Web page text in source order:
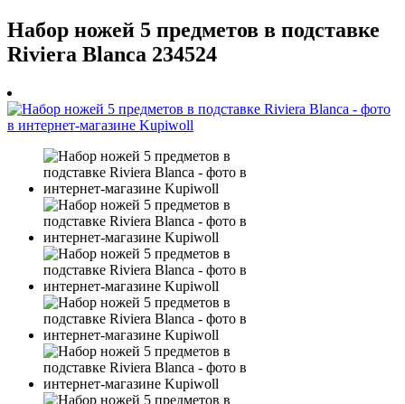
Набор ножей 5 предметов в подставке
Riviera Blanca 234524